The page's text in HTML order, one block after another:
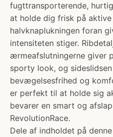
fugttransporterende,
at holde dig frisk på aktive
halvknaplukningen foran
intensiteten stiger.
ærmeafslutningerne giver
sporty look, og
bevægelsesfrihed og
er perfekt til at holde sig
bevarer en smart og
RevolutionRace.
Dele af indholdet på